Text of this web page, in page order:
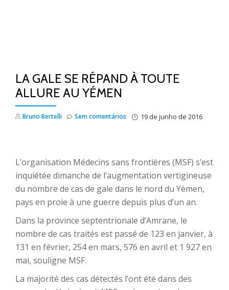
LA GALE SE RÉPAND À TOUTE
ALLURE AU YÉMEN
Bruno Bertelli 19 de junho de 2016
Sem comentários
L’organisation Médecins sans frontières (MSF) s’est
inquiétée dimanche de l’augmentation vertigineuse
du nombre de cas de gale dans le nord du Yémen,
pays en proie à une guerre depuis plus d’un an.
Dans la province septentrionale d’Amrane, le
nombre de cas traités est passé de 123 en janvier, à
131 en février, 254 en mars, 576 en avril et 1 927 en
mai, souligne MSF.
La majorité des cas détectés l’ont été dans des